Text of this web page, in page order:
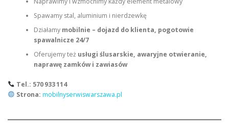
Spawamy stal, aluminium i nierdzewkę
Działamy mobilnie – dojazd do klienta, pogotowie
spawalnicze 24/7
Oferujemy też usługi ślusarskie, awaryjne otwieranie,
naprawę zamków i zawiasów
Tel.: 570 933 114
Strona: mobilnyserwiswarszawa.pl